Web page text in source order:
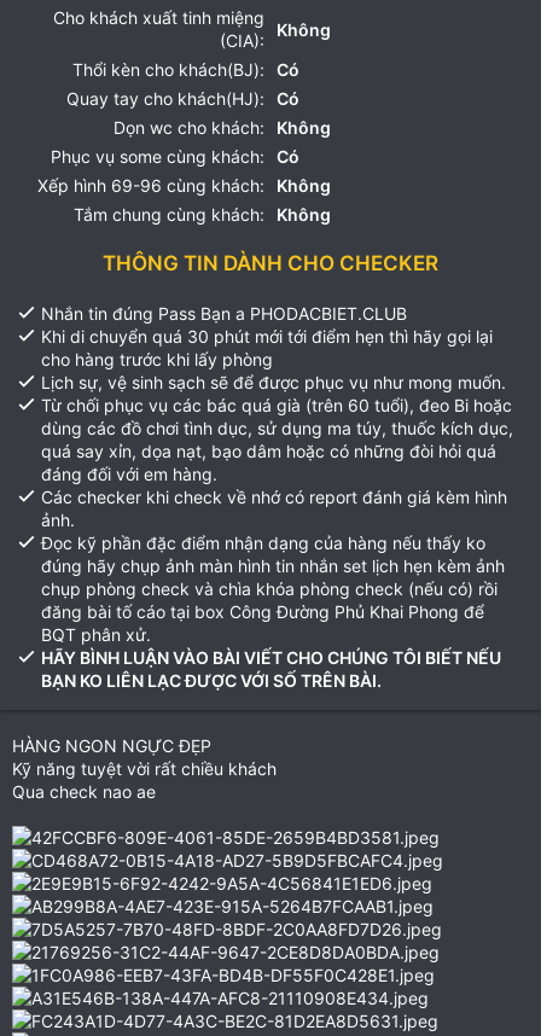
Cho khách xuất tinh miệng
(CIA):
Không
Thổi kèn cho khách(BJ):
Có
Quay tay cho khách(HJ):
Có
Dọn wc cho khách:
Không
Phục vụ some cùng khách:
Có
Xếp hình 69-96 cùng khách:
Không
Tắm chung cùng khách:
Không
THÔNG TIN DÀNH CHO CHECKER
Nhắn tin đúng Pass Bạn a PHODACBIET.CLUB
Khi di chuyển quá 30 phút mới tới điểm hẹn thì hãy gọi lại
cho hàng trước khi lấy phòng
Lịch sự, vệ sinh sạch sẽ để được phục vụ như mong muốn.
Từ chối phục vụ các bác quá già (trên 60 tuổi), đeo Bi hoặc
dùng các đồ chơi tình dục, sử dụng ma túy, thuốc kích dục,
quá say xỉn, dọa nạt, bạo dâm hoặc có những đòi hỏi quá
đáng đối với em hàng.
Các checker khi check về nhớ có report đánh giá kèm hình
ảnh.
Đọc kỹ phần đặc điểm nhận dạng của hàng nếu thấy ko
đúng hãy chụp ảnh màn hình tin nhắn set lịch hẹn kèm ảnh
chụp phòng check và chìa khóa phòng check (nếu có) rồi
đăng bài tố cáo tại box Công Đường Phủ Khai Phong để
BQT phân xử.
HÃY BÌNH LUẬN VÀO BÀI VIẾT CHO CHÚNG TÔI BIẾT NẾU
BẠN KO LIÊN LẠC ĐƯỢC VỚI SỐ TRÊN BÀI.
HÀNG NGON NGỰC ĐẸP
Kỹ năng tuyệt vời rất chiều khách
Qua check nao ae